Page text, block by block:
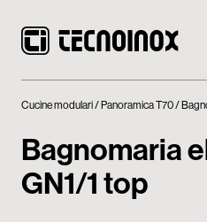
Prodotti
Cucine modulari Panoramica T70
Bagnomaria
GN1/1 top